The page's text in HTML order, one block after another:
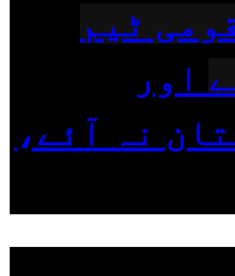
ٹیم
اور
نہ آئے،